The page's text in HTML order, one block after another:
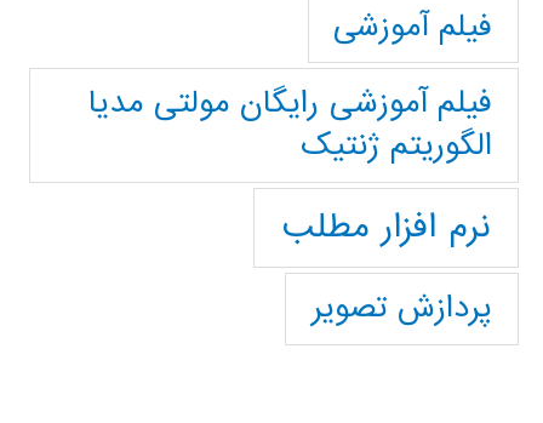
فیلم آموزشی
فیلم آموزشی رایگان مولتی مدیا
الگوریتم ژنتیک
نرم افزار مطلب
پردازش تصویر